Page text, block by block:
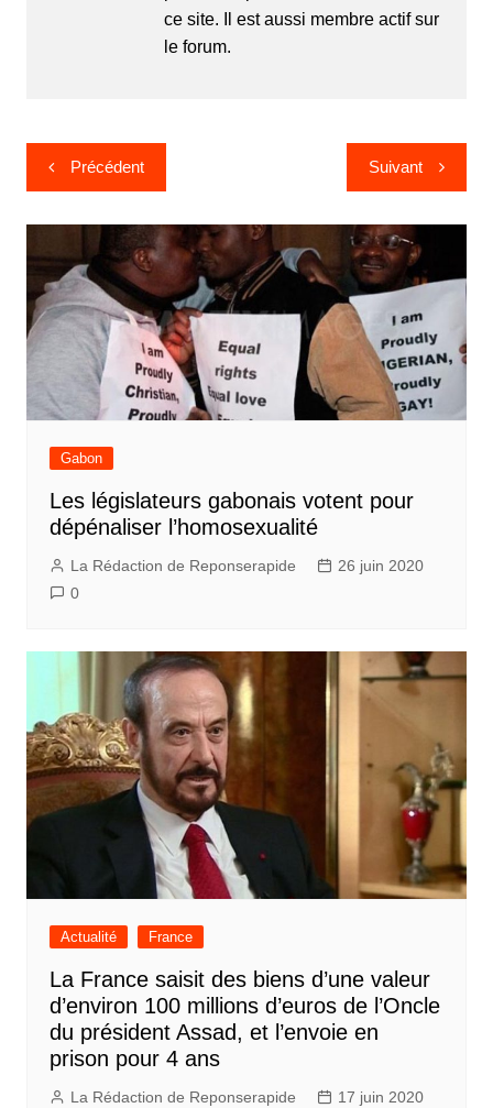
ce site. Il est aussi membre actif sur
le forum.
Navigation
de
l’article
Précédent Suivant
Gabon
Les législateurs gabonais votent pour
dépénaliser l’homosexualité
La Rédaction de Reponserapide
26 juin 2020
0
Actualité France
La France saisit des biens d’une valeur
d’environ 100 millions d’euros de l’Oncle
du président Assad, et l’envoie en
prison pour 4 ans
La Rédaction de Reponserapide
17 juin 2020